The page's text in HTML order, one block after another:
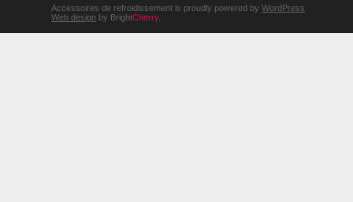
Accessoires de refroidissement is proudly powered by WordPress
Web design by BrightCherry.